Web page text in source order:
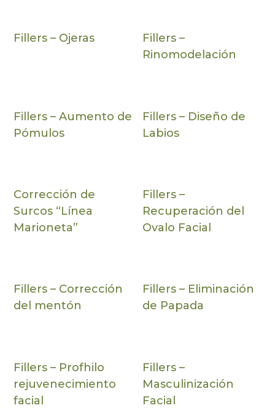
Fillers – Ojeras
Fillers –
Rinomodelación
Fillers – Aumento de
Pómulos
Fillers – Diseño de
Labios
Corrección de
Surcos “Línea
Marioneta”
Fillers –
Recuperación del
Ovalo Facial
Fillers – Corrección
del mentón
Fillers – Eliminación
de Papada
Fillers – Profhilo
rejuvenecimiento
facial
Fillers –
Masculinización
Facial